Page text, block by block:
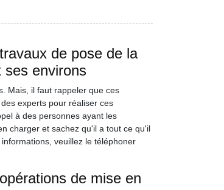
de pose de la
ses environs
Mais, il faut rappeler que ces
experts pour réaliser ces
à des personnes ayant les
charger et sachez qu'il a tout ce qu'il
veuillez le téléphoner
de mise en